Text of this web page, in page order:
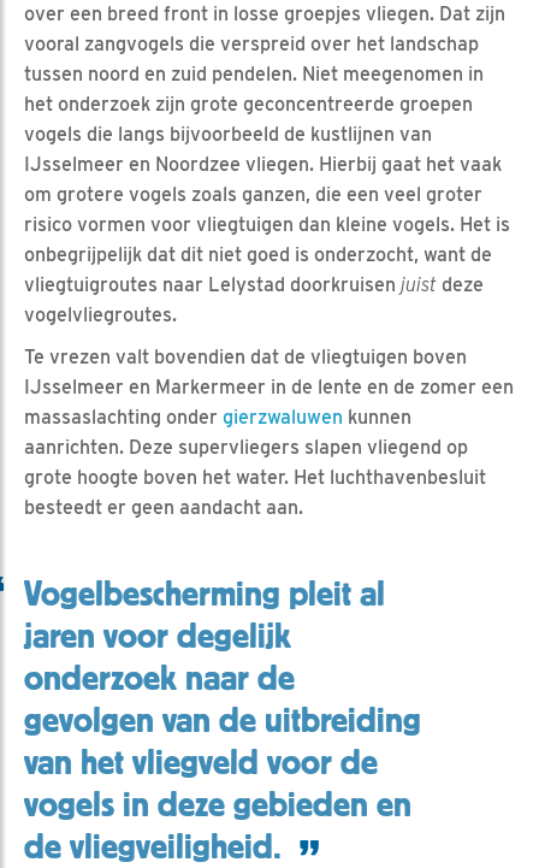
over een breed front in losse groepjes vliegen. Dat zijn
vooral zangvogels die verspreid over het landschap
tussen noord en zuid pendelen. Niet meegenomen in
het onderzoek zijn grote geconcentreerde groepen
vogels die langs bijvoorbeeld de kustlijnen van
IJsselmeer en Noordzee vliegen. Hierbij gaat het vaak
om grotere vogels zoals ganzen, die een veel groter
risico vormen voor vliegtuigen dan kleine vogels. Het is
onbegrijpelijk dat dit niet goed is onderzocht, want de
vliegtuigroutes naar Lelystad doorkruisen juist deze
vogelvliegroutes.
Te vrezen valt bovendien dat de vliegtuigen boven
IJsselmeer en Markermeer in de lente en de zomer een
massaslachting onder gierzwaluwen kunnen
aanrichten. Deze supervliegers slapen vliegend op
grote hoogte boven het water. Het luchthavenbesluit
besteedt er geen aandacht aan.
Vogelbescherming pleit al
jaren voor degelijk
onderzoek naar de
gevolgen van de uitbreiding
van het vliegveld voor de
vogels in deze gebieden en
de vliegveiligheid.